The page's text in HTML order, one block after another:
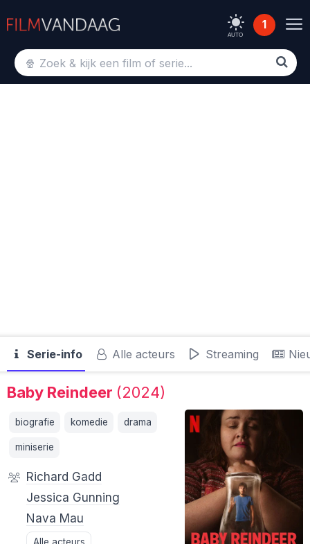
AUTO
1
Serie-info Alle acteurs Streaming
Baby Reindeer (2024)
biografie komedie drama
miniserie
Richard Gadd
Jessica Gunning
Nava Mau
Alle acteurs